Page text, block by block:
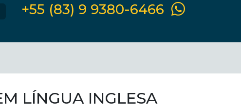
+55 (83) 9 9380-6466
LÍNGUA INGLESA